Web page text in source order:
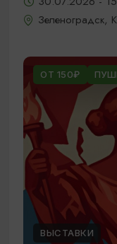
Зеленоградск,
ОТ 150₽
ВЫСТАВКИ